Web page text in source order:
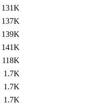
131K
137K
139K
141K
118K
1.7K
1.7K
1.7K